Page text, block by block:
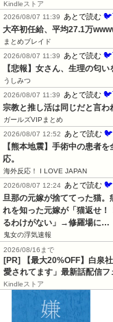
Kindleストア
2026/08/07 11:39
あとで読む
大卒初任給、平均27.1万
まとめブレイド
2026/08/07 11:39
あとで読む
【悲報】女さん、生理の匂
うしみつ
2026/08/07 11:39
あとで読む
宗教と推し活は同じだと言わ
ガールズVIPまとめ
2026/08/07 12:52
あとで読む
【熊本地震】手術中の患者
応。
海外反応！ I LOVE JAPAN
2026/08/07 12:24 あとで読む
旦那の元嫁が捨ててった猫
れを知った元嫁が「猫返せ
るわけがない」→修羅場に…
鬼女の浮気速報
2026/08/16まで
[PR] 【最大20%OFF】白泉
愛されてます」最新話配信フ
Kindleストア